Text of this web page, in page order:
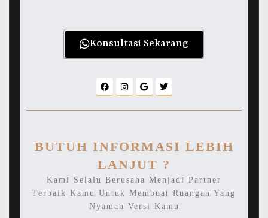
Konsultasi Sekarang
BUTUH INFORMASI LEBIH
LANJUT ?
Kami Selalu Berusaha Menjadi Partner
Terbaik Kamu Untuk Membuat Ruangan Yang
Nyaman Versi Kamu